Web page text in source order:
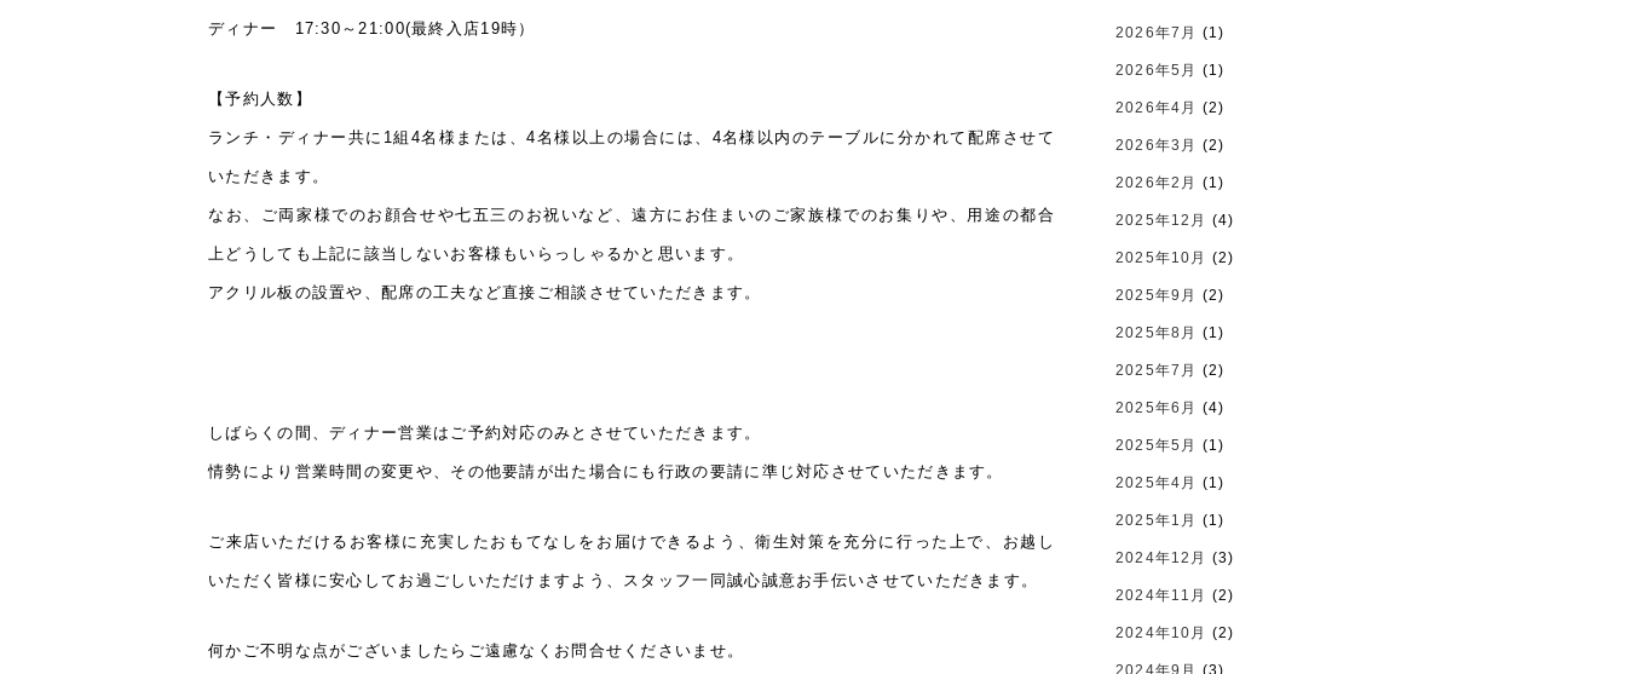
ディナー 17:30～21:00(最終入店19時）
【予約人数】
ランチ・ディナー共に1組4名様または、4名様以上の場合には、4名様以内のテーブルに分かれて配席させて
いただきます。
なお、ご両家様でのお顔合せや七五三のお祝いなど、遠方にお住まいのご家族様でのお集りや、用途の都合
上どうしても上記に該当しないお客様もいらっしゃるかと思います。
アクリル板の設置や、配席の工夫など直接ご相談させていただきます。
しばらくの間、ディナー営業はご予約対応のみとさせていただきます。
情勢により営業時間の変更や、その他要請が出た場合にも行政の要請に準じ対応させていただきます。
ご来店いただけるお客様に充実したおもてなしをお届けできるよう、衛生対策を充分に行った上で、お越し
いただく皆様に安心してお過ごしいただけますよう、スタッフ一同誠心誠意お手伝いさせていただきます。
何かご不明な点がございましたらご遠慮なくお問合せくださいませ。
2026年7月 (1)
2026年5月 (1)
2026年4月 (2)
2026年3月 (2)
2026年2月 (1)
2025年12月 (4)
2025年10月 (2)
2025年9月 (2)
2025年8月 (1)
2025年7月 (2)
2025年6月 (4)
2025年5月 (1)
2025年4月 (1)
2025年1月 (1)
2024年12月 (3)
2024年11月 (2)
2024年10月 (2)
2024年9月 (3)